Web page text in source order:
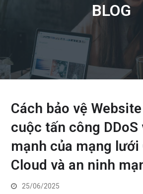
BLOG
Cách bảo vệ
cuộc tấn công DDoS
mạnh của mạng lưới
Cloud và an ninh
25/06/2025